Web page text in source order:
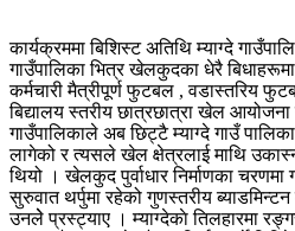
कार्यक्रममा बिशिस्ट अतिथि म्याग्दे
गाउँपालिका भित्र खेलकुदका धेरै
कर्मचारी मैत्रीपूर्ण फुटबल , वडास्तरिय
बिद्यालय स्तरीय छात्रछात्रा खेल आयोजना
गाउँपालिकाले अब छिट्टै म्याग्दे गाउँ
लागेको र त्यसले खेल क्षेत्रलाई माथि
थियो । खेलकुद पुर्वाधार निर्माणका चरणमा
सुरुवात थर्पुमा रहेको गुणस्तरीय
उनलेे प्रस्ट्याए । म्याग्देकाे तिलहारमा